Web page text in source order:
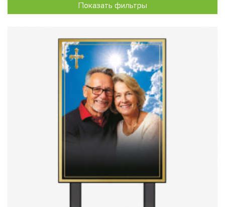
Показать фильтры